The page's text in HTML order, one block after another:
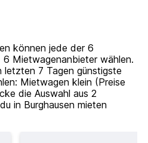
können jede der 6
Mietwagenanbieter wählen.
letzten 7 Tagen günstigste
Mietwagen klein (Preise
die Auswahl aus 2
in Burghausen mieten